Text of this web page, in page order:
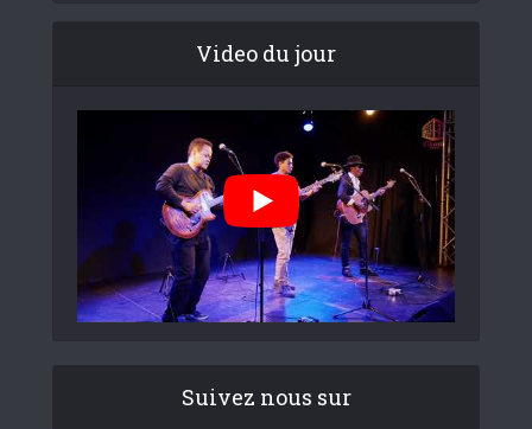
Video du jour
Suivez nous sur